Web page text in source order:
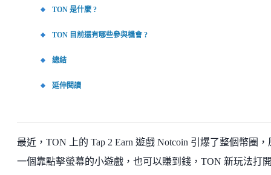
TON 是什麼 ?
TON 目前還有哪些參與機會 ?
總結
延伸閱讀
最近，TON 上的 Tap 2 Earn 遊戲 Notcoin 引爆了整個幣圈，
一個靠點擊螢幕的小遊戲，也可以賺到錢，TON 新玩法打